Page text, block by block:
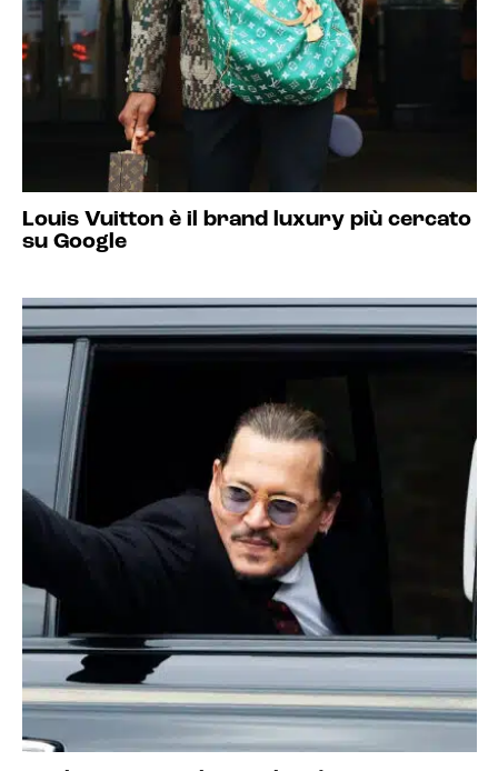
Louis Vuitton è il brand luxury più cercato
su Google